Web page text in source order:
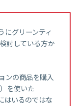
にグリーンティ
討している方か
ンの商品を購入
を使いた
はいるのではな